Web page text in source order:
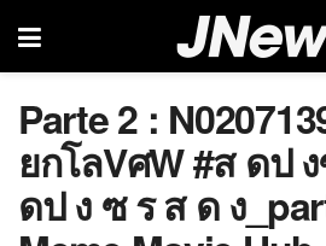
Parte 2 :
ยกโลVศW #ส ดป
ดป ง ซ ร ส ด ง